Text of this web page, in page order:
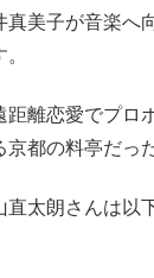
真美子が音楽へ
距離恋愛でプロ
都の料亭だっ
直太朗さんは以